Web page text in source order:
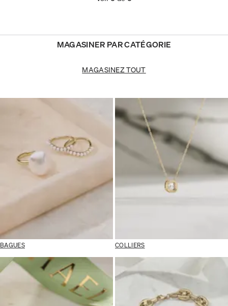
MAGASINER PAR CATÉGORIE
MAGASINEZ TOUT
BAGUES COLLIERS